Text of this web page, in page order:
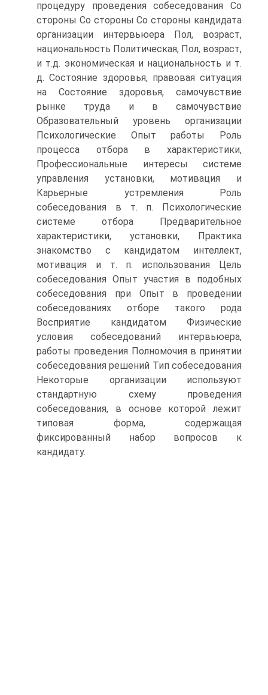
процедуру проведения собеседования Со
стороны Со стороны Со стороны кандидата
организации интервьюера Пол, возраст,
национальность Политическая, Пол, возраст,
и т.д. экономическая и национальность и т.
д. Состояние здоровья, правовая ситуация
на Состояние здоровья, самочувствие
рынке труда и в самочувствие
Образовательный уровень организации
Психологические Опыт работы Роль
процесса отбора в характеристики,
Профессиональные интересы системе
управления установки, мотивация и
Карьерные устремления Роль
собеседования в т. п. Психологические
системе отбора Предварительное
характеристики, установки, Практика
знакомство с кандидатом интеллект,
мотивация и т. п. использования Цель
собеседования Опыт участия в подобных
собеседования при Опыт в проведении
собеседованиях отборе такого рода
Восприятие кандидатом Физические
условия собеседований интервьюера,
работы проведения Полномочия в принятии
собеседования решений Тип собеседования
Некоторые организации используют
стандартную схему проведения
собеседования, в основе которой лежит
типовая форма, содержащая
фиксированный набор вопросов к
кандидату.